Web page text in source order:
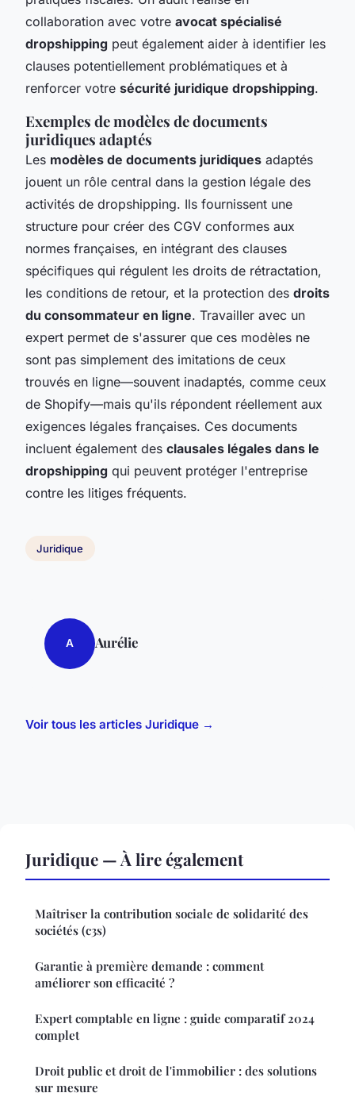
collaboration avec votre avocat spécialisé
dropshipping peut également aider à identifier les
clauses potentiellement problématiques et à
renforcer votre sécurité juridique dropshipping.
Exemples de modèles de documents
juridiques adaptés
Les modèles de documents juridiques adaptés
jouent un rôle central dans la gestion légale des
activités de dropshipping. Ils fournissent une
structure pour créer des CGV conformes aux
normes françaises, en intégrant des clauses
spécifiques qui régulent les droits de rétractation,
les conditions de retour, et la protection des droits
du consommateur en ligne. Travailler avec un
expert permet de s'assurer que ces modèles ne
sont pas simplement des imitations de ceux
trouvés en ligne—souvent inadaptés, comme ceux
de Shopify—mais qu'ils répondent réellement aux
exigences légales françaises. Ces documents
incluent également des clausales légales dans le
dropshipping qui peuvent protéger l'entreprise
contre les litiges fréquents.
Juridique
A Aurélie
Voir tous les articles Juridique →
Juridique — À lire également
Maîtriser la contribution sociale de solidarité des
sociétés (c3s)
Garantie à première demande : comment
améliorer son efficacité ?
Expert comptable en ligne : guide comparatif 2024
complet
Droit public et droit de l'immobilier : des solutions
sur mesure